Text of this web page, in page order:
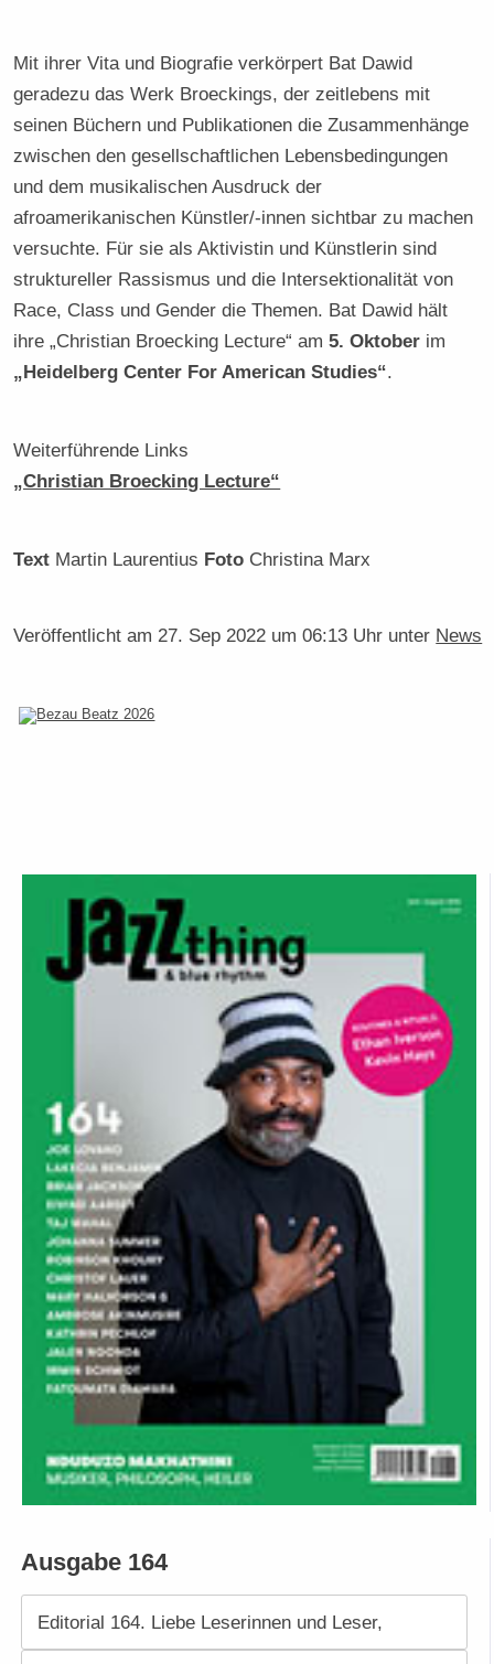
Mit ihrer Vita und Biografie verkörpert Bat Dawid
geradezu das Werk Broeckings, der zeitlebens mit
seinen Büchern und Publikationen die Zusammenhänge
zwischen den gesellschaftlichen Lebensbedingungen
und dem musikalischen Ausdruck der
afroamerikanischen Künstler/-innen sichtbar zu machen
versuchte. Für sie als Aktivistin und Künstlerin sind
struktureller Rassismus und die Intersektionalität von
Race, Class und Gender die Themen. Bat Dawid hält
ihre „Christian Broecking Lecture“ am5. Oktober im
„Heidelberg Center For American Studies“.
Weiterführende Links
„Christian Broecking Lecture“
Text Martin Laurentius Foto Christina Marx
Veröffentlicht am27. Sep 2022 um 06:13 Uhr unter News
Ausgabe 164
Editorial 164. Liebe Leserinnen und Leser,